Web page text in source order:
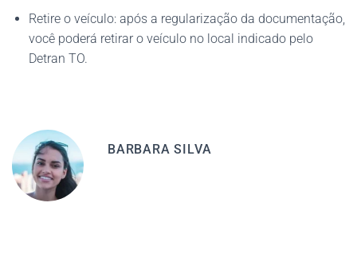
Retire o veículo: após a regularização da documentação,
você poderá retirar o veículo no local indicado pelo
Detran TO.
BARBARA SILVA